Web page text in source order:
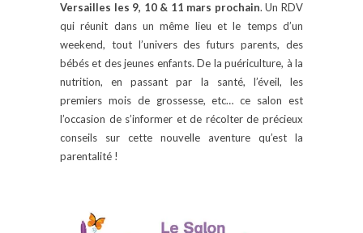
Versailles les 9, 10 & 11 mars prochain. Un RDV
qui réunit dans un même lieu et le temps d’un
weekend, tout l’univers des futurs parents, des
bébés et des jeunes enfants. De la puériculture, à la
nutrition, en passant par la santé, l’éveil, les
premiers mois de grossesse, etc… ce salon est
l’occasion de s’informer et de récolter de précieux
conseils sur cette nouvelle aventure qu’est la
parentalité !